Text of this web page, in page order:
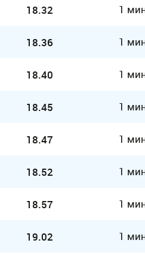
18.32 1
18.36 1
18.40 1
18.45 1
18.47 1
18.52 1
18.57 1
19.02 1